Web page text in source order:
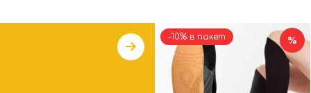
%
-10% в пакет